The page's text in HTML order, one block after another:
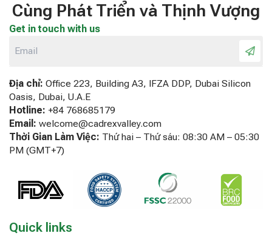
Cùng Phát Triển và Thịnh Vượng
Get in touch with us
Địa chỉ: Office 223, Building A3, IFZA DDP, Dubai Silicon
Oasis, Dubai, U.A.E
Hotline: +84 768685179
Email: welcome@cadrexvalley.com
Thời Gian Làm Việc: Thứ hai – Thứ sáu: 08:30 AM – 05:30
PM (GMT+7)
Quick links